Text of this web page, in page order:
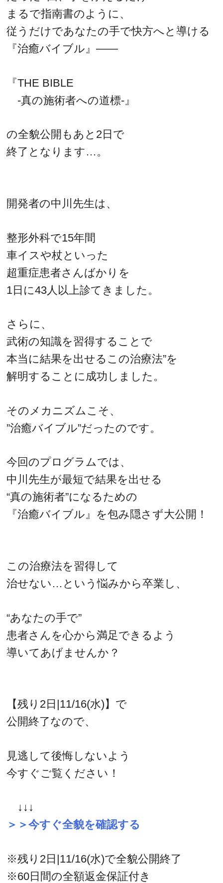
まるで指南書のように、
従うだけであなたの手で快方へと導ける
『治癒バイブル』――
『THE BIBLE
-真の施術者への道標-』
の全貌公開もあと2日で
終了となります…。
開発者の中川先生は、
整形外科で15年間
車イスや杖といった
超重症患者さんばかりを
1日に43人以上診てきました。
さらに、
武術の知識を習得することで
本当に結果を出せるこの治療法”を
解明することに成功しました。
そのメカニズムこそ、
”治癒バイブル”だったのです。
今回のプログラムでは、
中川先生が最短で結果を出せる
“真の施術者”になるための
『治癒バイブル』を包み隠さず大公開！
この治療法を習得して
治せない…という悩みから卒業し、
“あなたの手で”
患者さんを心から満足できるよう
導いてあげませんか？
【残り2日|11/16(水)】で
公開終了なので、
見逃して後悔しないよう
今すぐご覧ください！
↓↓↓
＞＞今すぐ全貌を確認する
※残り2日|11/16(水)で全貌公開終了
※60日間の全額返金保証付き